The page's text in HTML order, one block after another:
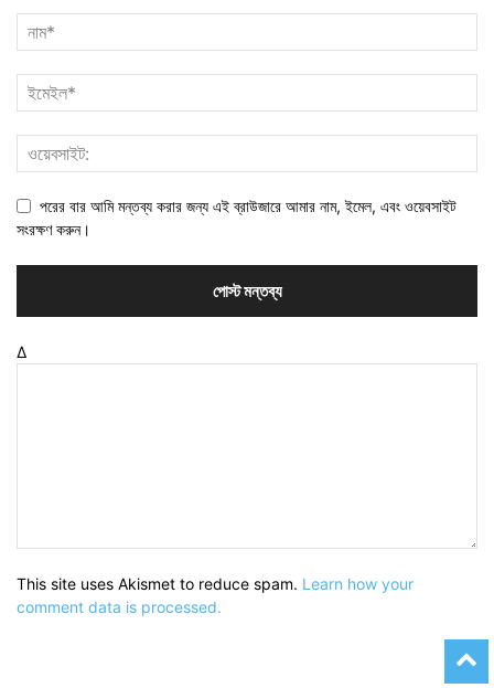
পরের বার আমি মন্তব্য করার জন্য এই ব্রাউজারে আমার নাম, ইমেল, এবং ওয়েবসাইট
সংরক্ষণ করুন।
Δ
This site uses Akismet to reduce spam. Learn how your
comment data is processed.